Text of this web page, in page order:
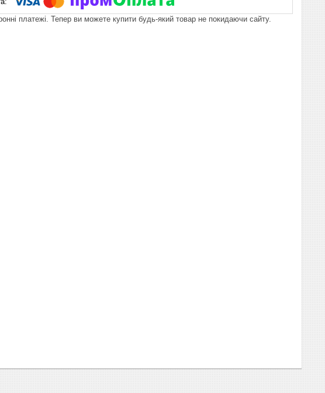
платежі. Тепер ви можете купити будь-який товар не покидаючи сайту.